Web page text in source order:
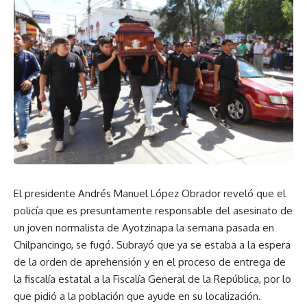
El presidente Andrés Manuel López Obrador reveló que el
policía que es presuntamente responsable del asesinato de
un joven normalista de Ayotzinapa la semana pasada en
Chilpancingo, se fugó. Subrayó que ya se estaba a la espera
de la orden de aprehensión y en el proceso de entrega de
la fiscalía estatal a la Fiscalía General de la República, por lo
que pidió a la población que ayude en su localización.